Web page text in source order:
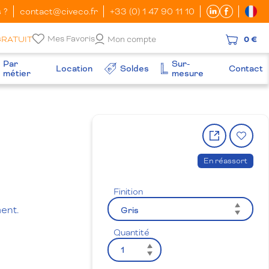
? contact@civeco.fr +33 (0) 1 47 90 11 10
Mes Favoris Mon compte 0 €
Par
métier
Location Soldes
Sur-
mesure
Contact
Partager
le
produit
à
la
En réassort
Finition
Quantité